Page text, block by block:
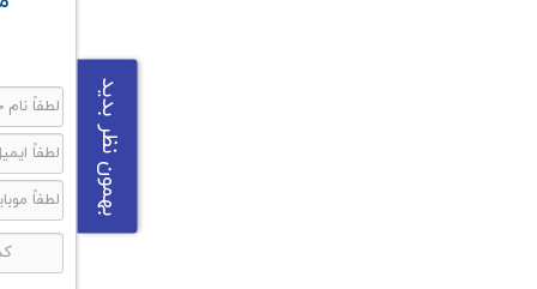
بهمون نظر بدید